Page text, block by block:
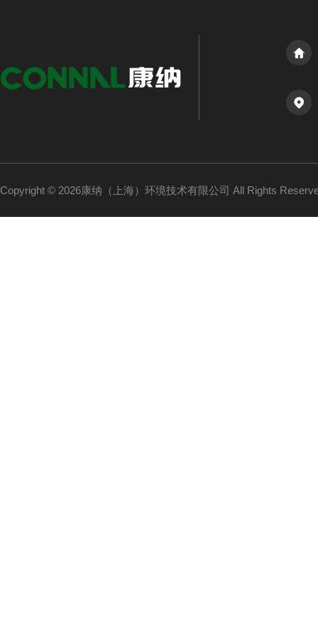
Copyright © 2026康纳（上海）环境技术有限公司 All Rights